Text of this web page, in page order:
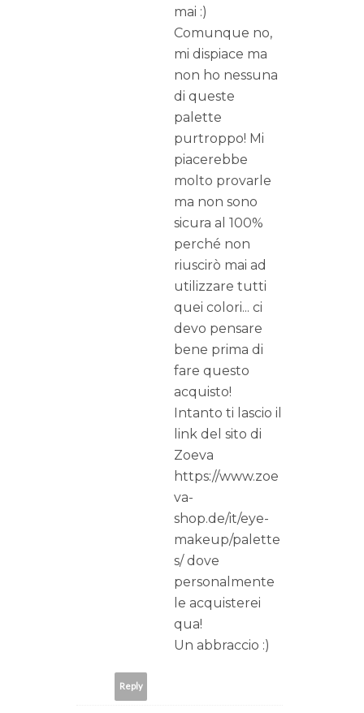
mai :)
Comunque no,
mi dispiace ma
non ho nessuna
di queste
palette
purtroppo! Mi
piacerebbe
molto provarle
ma non sono
sicura al 100%
perché non
riuscirò mai ad
utilizzare tutti
quei colori... ci
devo pensare
bene prima di
fare questo
acquisto!
Intanto ti lascio il
link del sito di
Zoeva
https://www.zoe
va-
shop.de/it/eye-
makeup/palette
s/ dove
personalmente
le acquisterei
qua!
Un abbraccio :)
Reply